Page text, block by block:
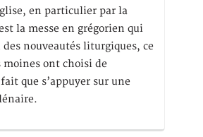
en particulier par la
la messe en grégorien qui
nouveautés liturgiques, ce
moines ont choisi de
que s’appuyer sur une